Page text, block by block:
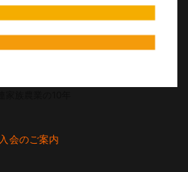
入会のご案内